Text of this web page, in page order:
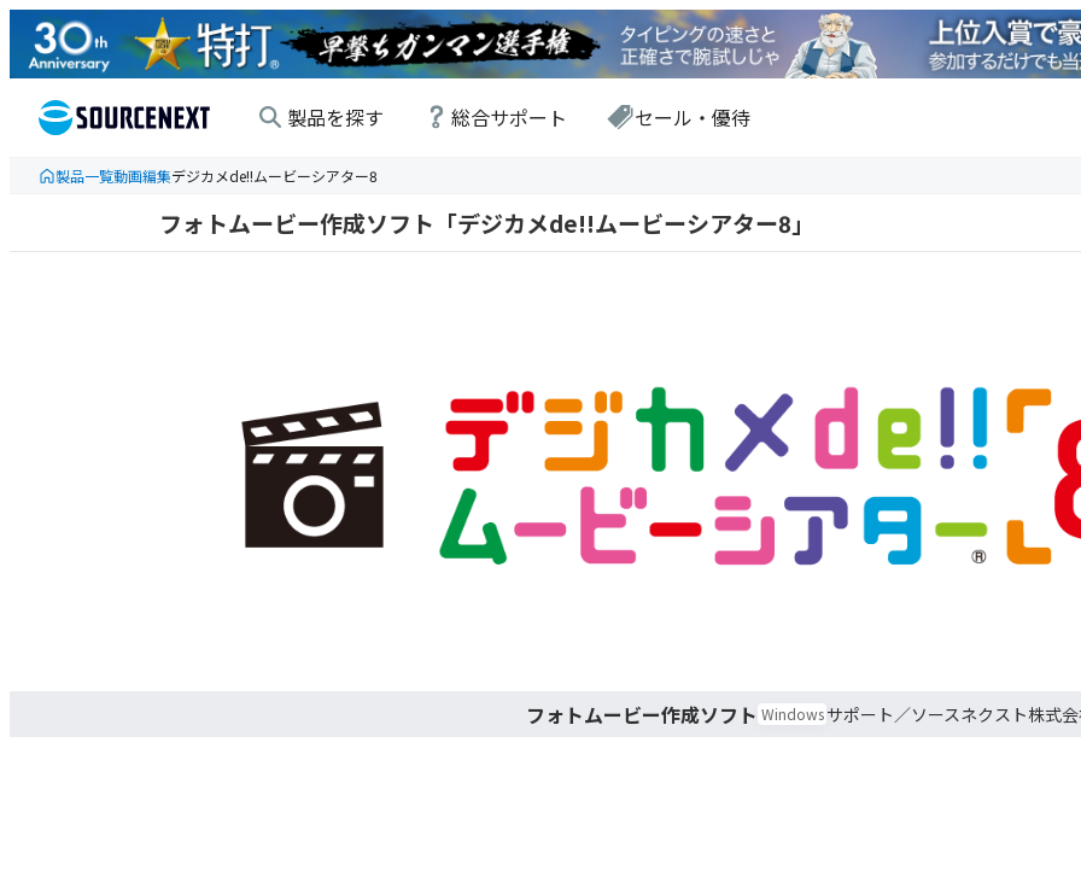
製品を探す 総合サポート セール・優待
製品一覧動画編集デジカメde!!ムービーシアター8
フォトムービー作成ソフト「デジカメde!!ムービーシアター8」
フォトムービー作成ソフト Windows ソースネクスト株式